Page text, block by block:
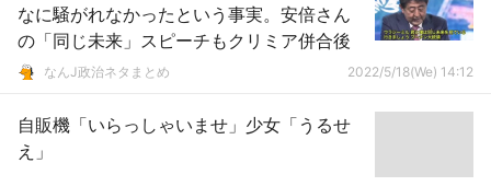
なに騒がれなかったという事実。安倍さん
の「同じ未来」スピーチもクリミア併合後
なんJ政治ネタまとめ 2022/5/18(We) 14:12
自販機「いらっしゃいませ」少女「うるせ
え」